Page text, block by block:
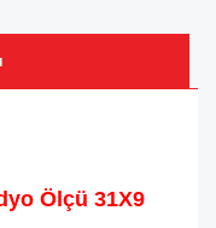
Ölçü 31X9